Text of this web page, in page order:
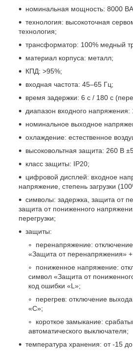
номинальная мощность: 8000
технология: высокоточная
технология;
трансформатор: 100% медный
материал корпуса: металл;
КПД: >95%;
входная частота: 45–65 Гц;
время задержки: 6 с / 180 с
диапазон входного
номинальное выходное
охлаждение: естественное
высоковольтная защита: 260 В
класс защиты: IP20;
цифровой дисплей: входное
напряжение, степень загрузки
символы: задержка, защита от
защита от пониженного
перегрузки;
защиты:
перенапряжение:
«Защита от перенапряжения»
пониженное напряжение:
символ «Защита от
код ошибки «L»;
перегрев: отключение
«C»;
короткое замыкание:
автоматического выключателя;
температура хранения: от -15